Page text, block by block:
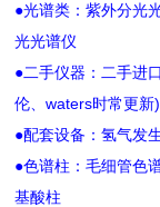
●光谱类：紫外分光
光光谱仪
●二手仪器：二手进
伦、waters时常更新)
●配套设备：氢气发
●色谱柱：毛细管色
基酸柱